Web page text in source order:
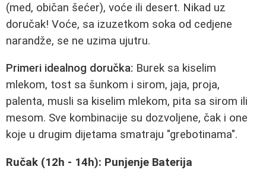
(med, običan šećer), voće ili desert. Nikad uz
doručak! Voće, sa izuzetkom soka od cedjene
narandže, se ne uzima ujutru.
Primeri idealnog doručka: Burek sa kiselim
mlekom, tost sa šunkom i sirom, jaja, proja,
palenta, musli sa kiselim mlekom, pita sa sirom ili
mesom. Sve kombinacije su dozvoljene, čak i one
koje u drugim dijetama smatraju "grebotinama".
Ručak (12h - 14h): Punjenje Baterija